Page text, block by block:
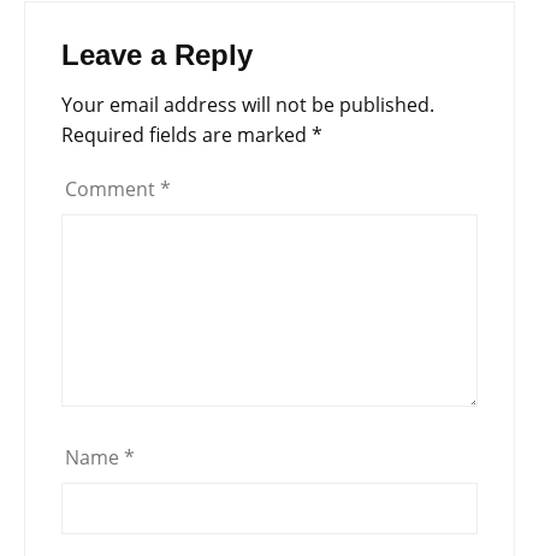
Leave a Reply
Your email address will not be published.
Required fields are marked *
Comment *
Name *